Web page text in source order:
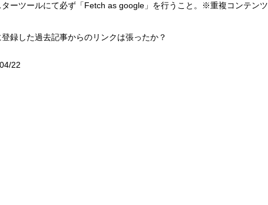
ターツールにて必ず「Fetch as google」を行うこと。※重複コンテンツ
録した過去記事からのリンクは張ったか？
22